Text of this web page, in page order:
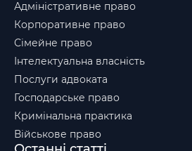
Адміністративне право
Корпоративне право
Сімейне право
Інтелектуальна власність
Послуги адвоката
Господарське право
Кримінальна практика
Військове право